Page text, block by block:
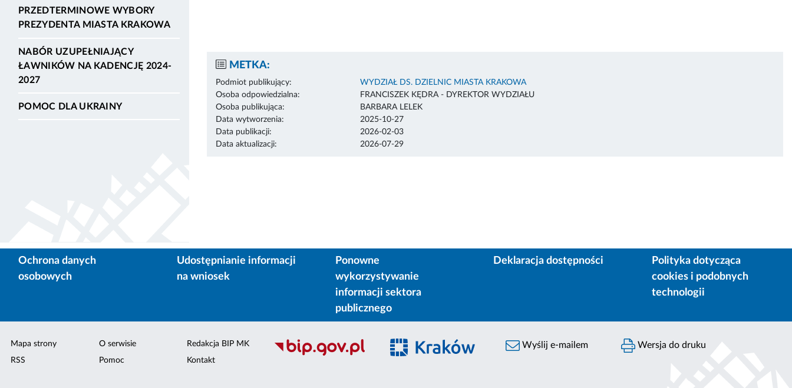
PRZEDTERMINOWE WYBORY
PREZYDENTA MIASTA KRAKOWA
NABÓR UZUPEŁNIAJĄCY
ŁAWNIKÓW NA KADENCJĘ 2024-
2027
POMOC DLA UKRAINY
METKA:
Podmiot publikujący:
WYDZIAŁ DS. DZIELNIC MIASTA KRAKOWA
Osoba odpowiedzialna:
FRANCISZEK KĘDRA - DYREKTOR WYDZIAŁU
Osoba publikująca:
BARBARA LELEK
Data wytworzenia:
2025-10-27
Data publikacji:
2026-02-03
Data aktualizacji:
2026-07-29
Ochrona danych
osobowych
Udostępnianie informacji
na wniosek
Ponowne
wykorzystywanie
informacji sektora
publicznego
Deklaracja dostępności
Polityka dotycząca
cookies i podobnych
technologii
Mapa strony
RSS
O serwisie
Pomoc
Redakcja BIP MK
Kontakt
Wyślij e-mailem Wersja do druku